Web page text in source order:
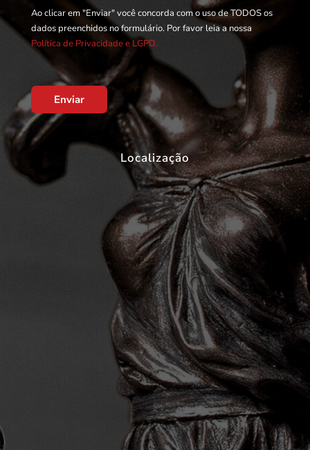
Ao clicar em "Enviar" você concorda com o uso de TODOS os
dados preenchidos no formulário. Por favor leia a nossa
Política de Privacidade e LGPD.
Enviar
Localização